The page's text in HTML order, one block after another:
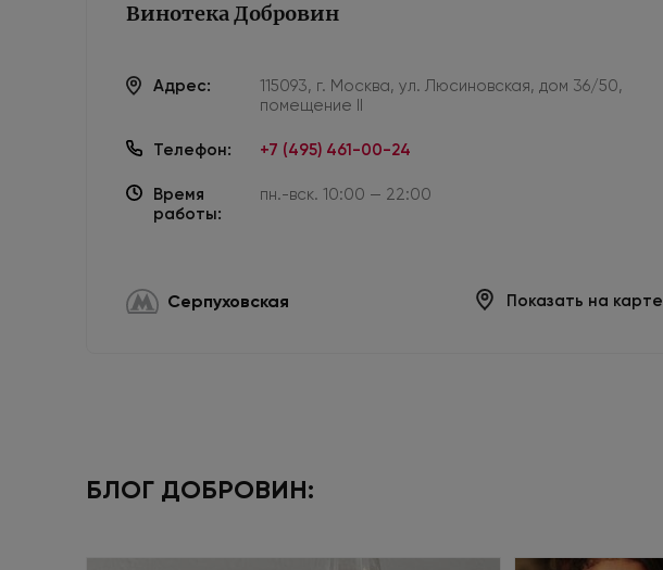
Винотека Добровин
Адрес:
115093, г. Москва, ул. Люсиновская, дом 36/50,
помещение II
Телефон: +7 (495) 461-00-24
Время
работы:
пн.-вск. 10:00 — 22:00
Серпуховская Показать на карте
БЛОГ ДОБРОВИН: